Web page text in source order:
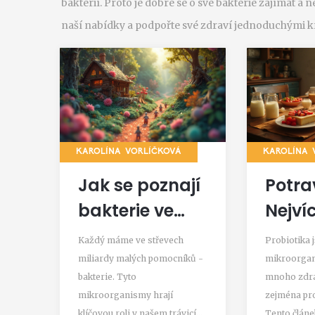
bakterií. Proto je dobré se o své bakterie zajímat a
naší nabídky a podpořte své zdraví jednoduchými
KAROLÍNA VORLÍČKOVÁ
Jak se poznají
bakterie ve
střevech?
Každý máme ve střevech
miliardy malých pomocníků -
bakterie. Tyto
mikroorganismy hrají
KAROLÍNA
Je
Probiotika
mnoho
zejména